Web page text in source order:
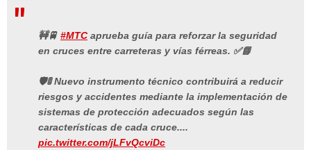
🚧🚆 #MTCaprueba guía para reforzar la seguridad
en cruces entre carreteras y vías férreas. ✅📘
🛡️🚦 Nuevo instrumento técnico contribuirá a reducir
riesgos y accidentes mediante la implementación de
sistemas de protección adecuados según las
características de cada cruce....
pic.twitter.com/jLFvQcviDc